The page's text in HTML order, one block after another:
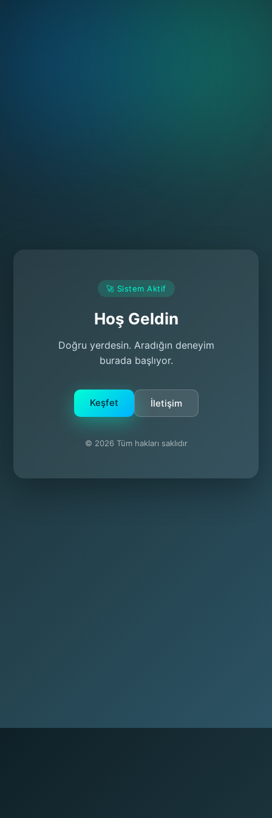
🚀 Sistem Aktif
Hoş Geldin
Doğru yerdesin. Aradığın deneyim
burada başlıyor.
Keşfet İletişim
© 2026 Tüm hakları saklıdır